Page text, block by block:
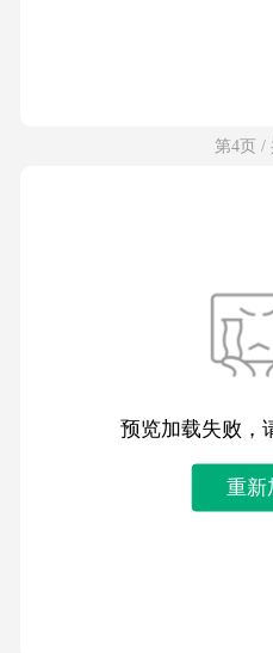
第4页 /
预览加载失败，
重新